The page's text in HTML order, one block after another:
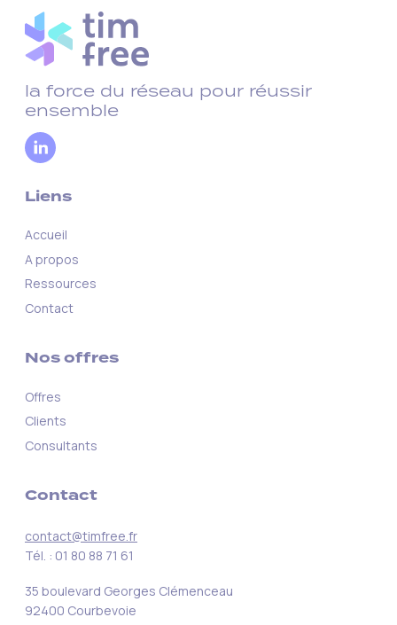
la force du réseau pour réussir
ensemble
Liens
Accueil
A propos
Ressources
Contact
Nos offres
Offres
Clients
Consultants
Contact
contact@timfree.fr
Tél. : 01 80 88 71 61
35 boulevard Georges Clémenceau
92400 Courbevoie